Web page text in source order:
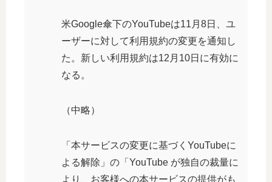
米Google傘下のYouTubeは11月8日、ユ
ーザーに対して利用規約の変更を通知し
た。新しい利用規約は12月10日に有効に
なる。
（中略）
「本サービスの変更に基づくYouTubeに
よる解除」の「YouTube が独自の裁量に
より、お客様への本サービスの提供がも